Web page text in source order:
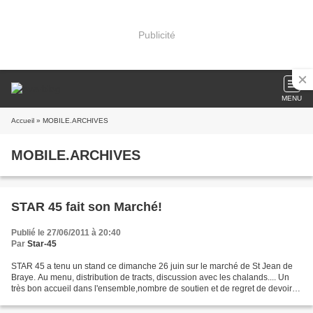
Publicité
MENU
Accueil » MOBILE.ARCHIVES
MOBILE.ARCHIVES
STAR 45 fait son Marché!
Publié le 27/06/2011 à 20:40
Par Star-45
STAR 45 a tenu un stand ce dimanche 26 juin sur le marché de St Jean de
Braye. Au menu, distribution de tracts, discussion avec les chalands.... Un
très bon accueil dans l'ensemble,nombre de soutien et de regret de devoir